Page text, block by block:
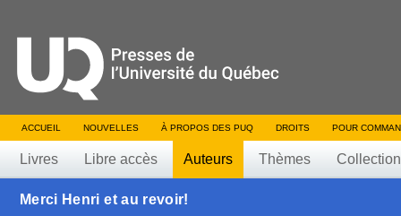
ACCUEIL NOUVELLES À PROPOS DES PUQ DROITS POUR
Livres Libre accès Auteurs Thèmes
Merci Henri et au revoir!